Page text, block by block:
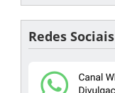
Redes Sociais